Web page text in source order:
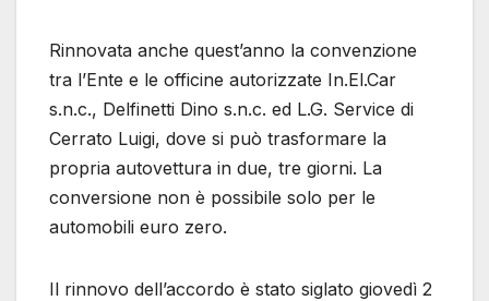
Rinnovata anche quest’anno la convenzione
tra l’Ente e le officine autorizzate In.El.Car
s.n.c., Delfinetti Dino s.n.c. ed L.G. Service di
Cerrato Luigi, dove si può trasformare la
propria autovettura in due, tre giorni. La
conversione non è possibile solo per le
automobili euro zero.
Il rinnovo dell’accordo è stato siglato giovedì 2